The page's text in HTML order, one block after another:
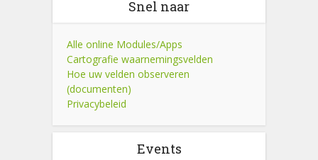
Snel naar
Alle online Modules/Apps
Cartografie waarnemingsvelden
Hoe uw velden observeren
(documenten)
Privacybeleid
Events